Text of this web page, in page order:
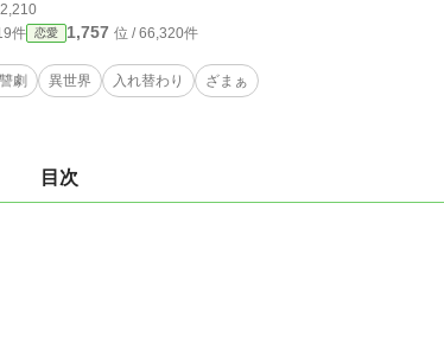
2,210
件 恋愛 1,757 位 / 66,320件
劇 異世界 入れ替わり ざまぁ
目次